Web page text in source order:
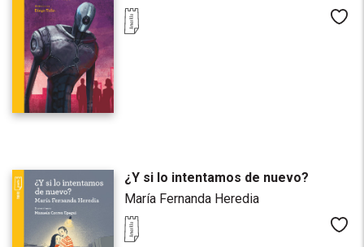
¿Y si lo intentamos de nuevo?
María Fernanda Heredia